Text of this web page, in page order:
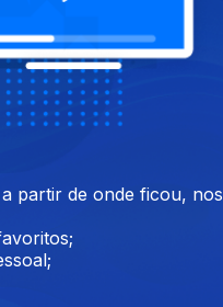
partir de onde ficou, nos